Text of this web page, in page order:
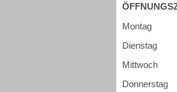
Montag
Dienstag
Mittwoch
Donnerstag